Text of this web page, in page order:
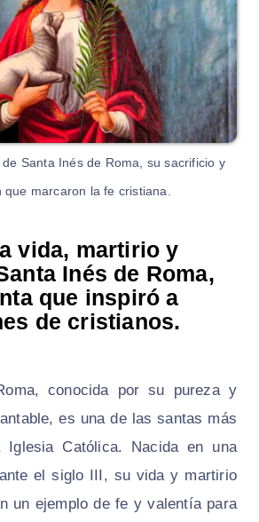
Santa Inés de Roma, su sacrificio y
que marcaron la fe cristiana.
vida, martirio y
Inés de Roma,
que inspiró a
de cristianos.
conocida por su pureza y
es una de las santas más
Iglesia Católica. Nacida en una
el siglo III, su vida y martirio
un ejemplo de fe y valentía para